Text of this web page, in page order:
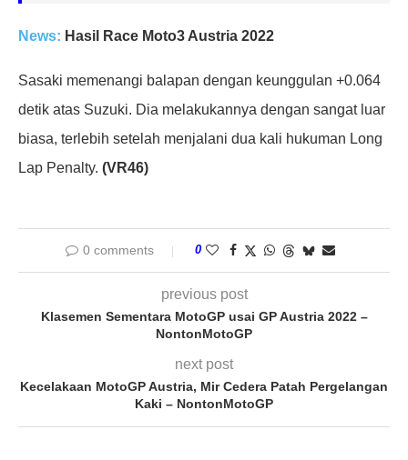
News: Hasil Race Moto3 Austria 2022
Sasaki memenangi balapan dengan keunggulan +0.064
detik atas Suzuki. Dia melakukannya dengan sangat luar
biasa, terlebih setelah menjalani dua kali hukuman Long
Lap Penalty. (VR46)
0 comments 0
previous post
Klasemen Sementara MotoGP usai GP Austria 2022 –
NontonMotoGP
next post
Kecelakaan MotoGP Austria, Mir Cedera Patah Pergelangan
Kaki – NontonMotoGP